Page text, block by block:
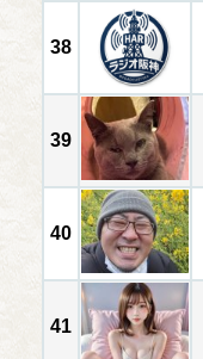
38
39
40
41